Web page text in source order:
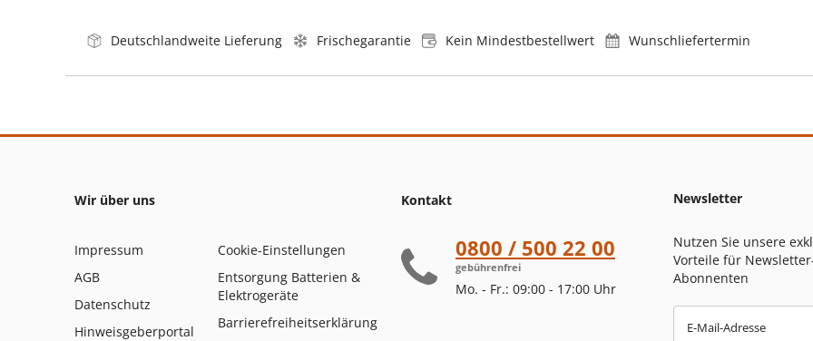
Deutschlandweite Lieferung Frischegarantie Kein Mindestbestellwert Wunschliefertermin
Wir über uns
Impressum
AGB
Datenschutz
Hinweisgeberportal
Cookie-Einstellungen
Entsorgung Batterien &
Elektrogeräte
Barrierefreiheitserklärung
Kontakt
0800 / 500 22 00
gebührenfrei
Mo. - Fr.: 09:00 - 17:00 Uhr
Newsletter
Nutzen Sie unsere
Vorteile für
Abonnenten
E-Mail-Adresse